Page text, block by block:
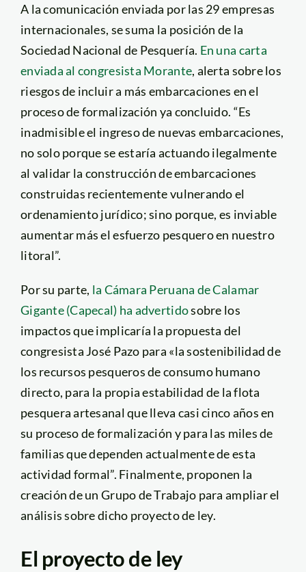
A la comunicación enviada por las 29 empresas
internacionales, se suma la posición de la
Sociedad Nacional de Pesquería. En una carta
enviada al congresista Morante, alerta sobre los
riesgos de incluir a más embarcaciones en el
proceso de formalización ya concluido. “Es
inadmisible el ingreso de nuevas embarcaciones,
no solo porque se estaría actuando ilegalmente
al validar la construcción de embarcaciones
construidas recientemente vulnerando el
ordenamiento jurídico; sino porque, es inviable
aumentar más el esfuerzo pesquero en nuestro
litoral”.
Por su parte, la Cámara Peruana de Calamar
Gigante (Capecal) ha advertidosobre los
impactos que implicaría la propuesta del
congresista José Pazo para «la sostenibilidad de
los recursos pesqueros de consumo humano
directo, para la propia estabilidad de la flota
pesquera artesanal que lleva casi cinco años en
su proceso de formalización y para las miles de
familias que dependen actualmente de esta
actividad formal”. Finalmente, proponen la
creación de un Grupo de Trabajo para ampliar el
análisis sobre dicho proyecto de ley.
El proyecto de ley